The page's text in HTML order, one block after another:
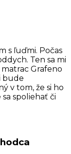
s ľuďmi. Počas
Ten sa mi
Grafeno
bude
v tom, že si ho
spoliehať či